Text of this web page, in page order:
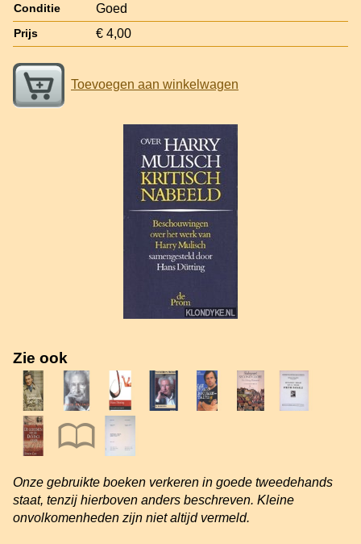
Conditie Goed
Prijs € 4,00
Toevoegen aan winkelwagen
Zie ook
Onze gebruikte boeken verkeren in goede tweedehands
staat, tenzij hierboven anders beschreven. Kleine
onvolkomenheden zijn niet altijd vermeld.